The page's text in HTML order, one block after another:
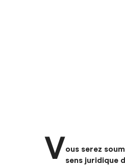
Vous serez
sens juridique